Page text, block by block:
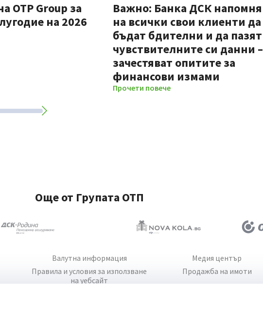
OTP Group за
на 2026
Важно: Банка ДСК напомня
на всички свои клиенти да
бъдат бдителни и да пазят
чувствителните си данни –
зачестяват опитите за
финансови измами
Прочети повече
Още от Групата ОТП
Валутна информация
Правила и условия за използване
на уебсайт
Медия център
Продажба на имоти